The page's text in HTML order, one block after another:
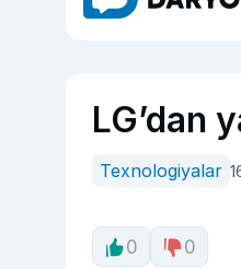
LG’dan
Texnologiyalar
0 0